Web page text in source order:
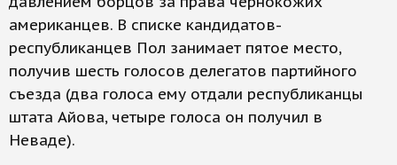
американцев. В списке кандидатов-
республиканцев Пол занимает пятое место,
получив шесть голосов делегатов партийного
съезда (два голоса ему отдали республиканцы
штата Айова, четыре голоса он получил в
Неваде).